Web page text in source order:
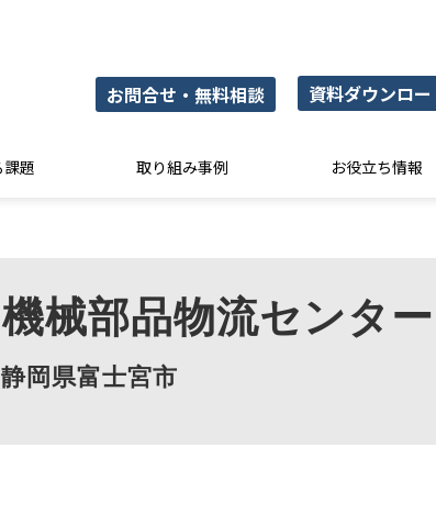
お問合せ・無料相談 資料ダウンロー
題 取り組み事例 お役立ち情報
械部品物流センター
静岡県富士宮市